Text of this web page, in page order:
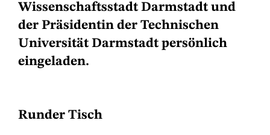
Wissenschaftsstadt Darmstadt und
der Präsidentin der Technischen
Universität Darmstadt persönlich
eingeladen.
Runder Tisch